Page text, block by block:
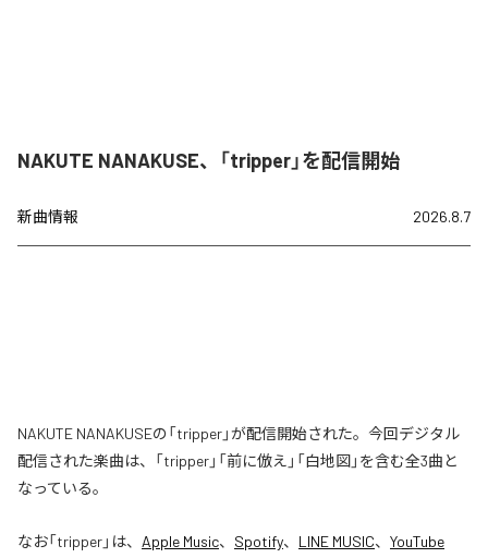
NAKUTE NANAKUSE、「tripper」を配信開始
新曲情報 2026.8.7
NAKUTE NANAKUSEの「tripper」が配信開始された。今回デジタル
配信された楽曲は、「tripper」「前に倣え」「白地図」を含む全3曲と
なっている。
なお「tripper」は、 Apple Music、 Spotify、 LINE MUSIC、 YouTube